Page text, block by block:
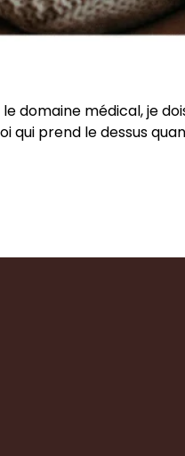
médical, je
prend le dessus